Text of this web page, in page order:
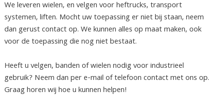
We leveren wielen, en velgen voor heftrucks, transport
systemen, liften. Mocht uw toepassing er niet bij staan, neem
dan gerust contact op. We kunnen alles op maat maken, ook
voor de toepassing die nog niet bestaat.
Heeft u velgen, banden of wielen nodig voor industrieel
gebruik? Neem dan per e-mail of telefoon contact met ons op.
Graag horen wij hoe u kunnen helpen!